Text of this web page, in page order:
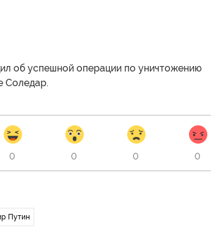
об успешной операции по уничтожению
Соледар.
0 0 0 0
Путин